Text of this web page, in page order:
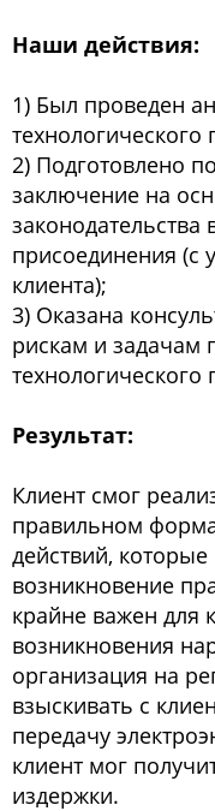
Наши действия:
1) Был проведен
2) Подготовлено
заключение на
законодательства
присоединения (с
клиента);
3) Оказана
рискам и задачам
Результат:
Клиент смог
правильном
действий,
возникновение
крайне важен для
возникновения
организация на
взыскивать с
передачу
клиент мог
издержки.